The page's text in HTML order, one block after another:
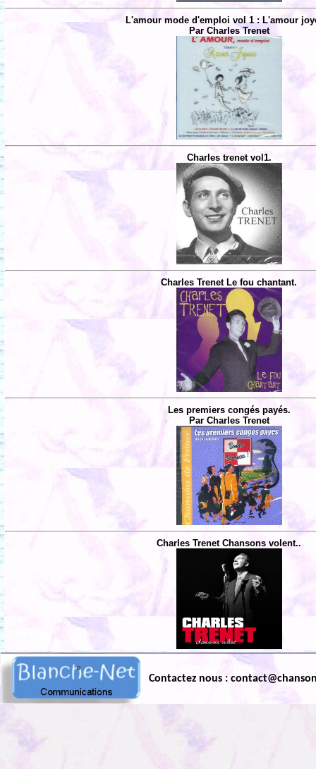
L'amour mode d'emploi vol 1 : L'amour
Par Charles Trenet
Charles trenet vol1.
Charles Trenet Le fou chantant.
Les premiers congés payés.
Par Charles Trenet
Charles Trenet Chansons volent..
Contactez nous :